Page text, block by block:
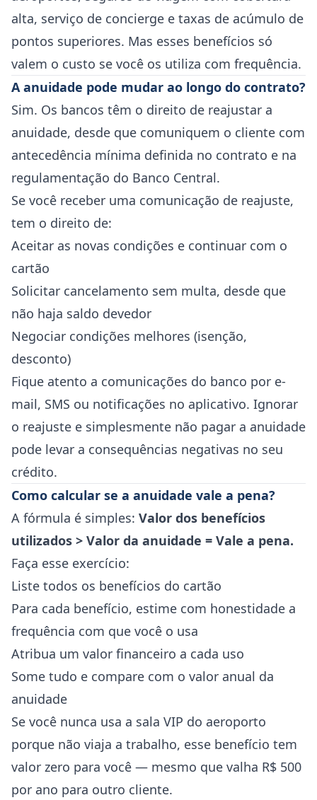
alta, serviço de concierge e taxas de acúmulo de
pontos superiores. Mas esses benefícios só
valem o custo se você os utiliza com frequência.
A anuidade pode mudar ao longo do contrato?
Sim. Os bancos têm o direito de reajustar a
anuidade, desde que comuniquem o cliente com
antecedência mínima definida no contrato e na
regulamentação do Banco Central.
Se você receber uma comunicação de reajuste,
tem o direito de:
Aceitar as novas condições e continuar com o
cartão
Solicitar cancelamento sem multa, desde que
não haja saldo devedor
Negociar condições melhores (isenção,
desconto)
Fique atento a comunicações do banco por e-
mail, SMS ou notificações no aplicativo. Ignorar
o reajuste e simplesmente não pagar a anuidade
pode levar a consequências negativas no seu
crédito.
Como calcular se a anuidade vale a pena?
A fórmula é simples: Valor dos benefícios
utilizados > Valor da anuidade = Vale a pena.
Faça esse exercício:
Liste todos os benefícios do cartão
Para cada benefício, estime com honestidade a
frequência com que você o usa
Atribua um valor financeiro a cada uso
Some tudo e compare com o valor anual da
anuidade
Se você nunca usa a sala VIP do aeroporto
porque não viaja a trabalho, esse benefício tem
valor zero para você — mesmo que valha R$ 500
por ano para outro cliente.